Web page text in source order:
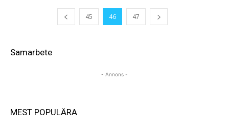
45 46 47
Samarbete
- Annons -
MEST POPULÄRA